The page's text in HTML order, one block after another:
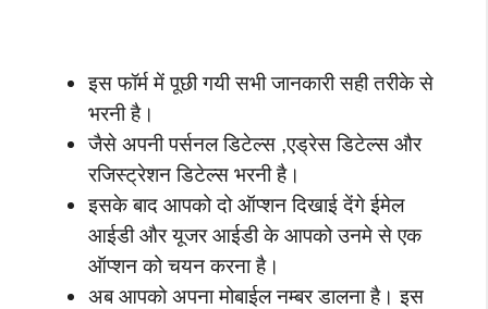
इस फॉर्म में पूछी गयी सभी जानकारी सही तरीके से
भरनी है।
जैसे अपनी पर्सनल डिटेल्स ,एड्रेस डिटेल्स और
रजिस्ट्रेशन डिटेल्स भरनी है।
इसके बाद आपको दो ऑप्शन दिखाई देंगे ईमेल
आईडी और यूजर आईडी के आपको उनमे से एक
ऑप्शन को चयन करना है।
अब आपको अपना मोबाईल नम्बर डालना है। इस